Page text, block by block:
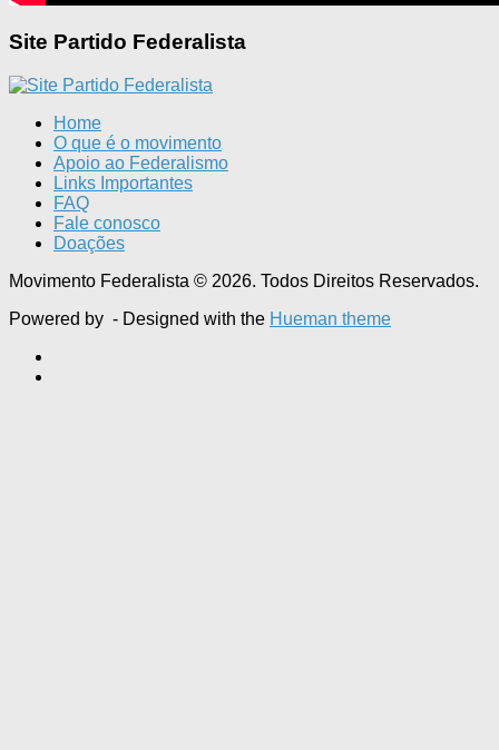
Site Partido Federalista
Home
O que é o movimento
Apoio ao Federalismo
Links Importantes
FAQ
Fale conosco
Doações
Movimento Federalista © 2026. Todos Direitos Reservados.
Powered by - Designed with the Hueman theme